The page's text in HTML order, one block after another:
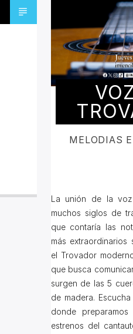
MELODIAS
La unión de la
muchos siglos de
que contaría las
más
el Trovador
que busca
surgen de las 5
de madera.
donde
estrenos del